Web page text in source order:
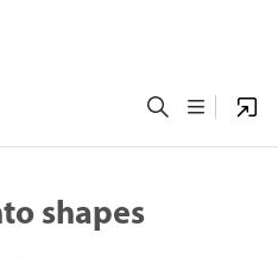
shapes